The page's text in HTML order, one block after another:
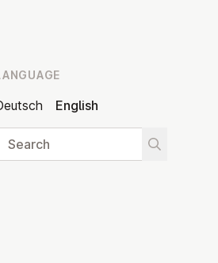
English
Search
Start